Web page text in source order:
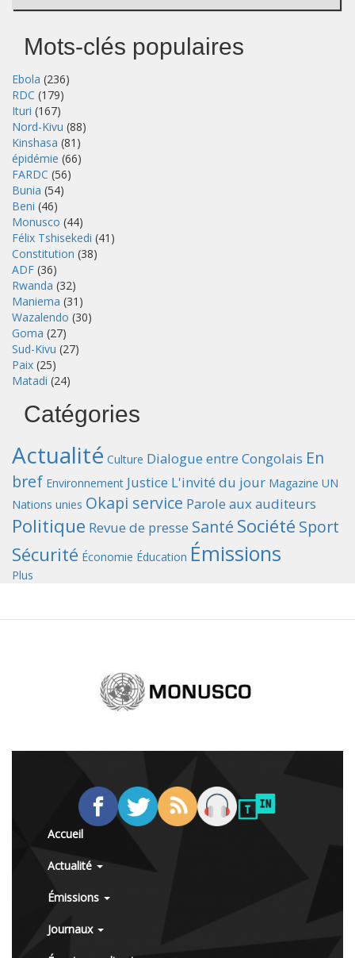
Mots-clés populaires
Ebola (236)
RDC (179)
Ituri (167)
Nord-Kivu (88)
Kinshasa (81)
épidémie (66)
FARDC (56)
Bunia (54)
Beni (46)
Monusco (44)
Félix Tshisekedi (41)
Constitution (38)
ADF (36)
Rwanda (32)
Maniema (31)
Wazalendo (30)
Goma (27)
Sud-Kivu (27)
Paix (25)
Matadi (24)
Catégories
Actualité Culture Dialogue entre Congolais En
bref Environnement Justice L'invité du jour Magazine UN
Nations unies Okapi service Parole aux auditeurs
Politique Revue de presse Santé Société Sport
Sécurité Économie Éducation Émissions
Plus
Accueil
Actualité
Émissions
Journaux